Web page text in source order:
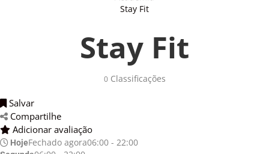
Stay Fit
Stay Fit
0Classificações
Salvar
Compartilhe
Adicionar avaliação
HojeFechado agora06:00 - 22:00